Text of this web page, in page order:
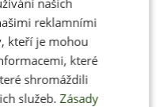
Jan Pančocha
+420 770 669 100
info@jenonleather.cz
našich
reklamními
kteří je mohou
které
shromáždili
služeb. Zásady